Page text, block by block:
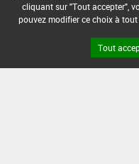
cliquant sur "Tout accepter",
pouvez modifier ce choix à
Tout